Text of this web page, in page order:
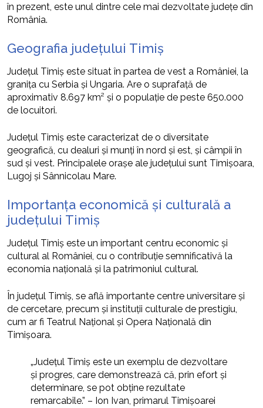
în prezent, este unul dintre cele mai dezvoltate județe din
România.
Geografia județului Timiș
Județul Timiș este situat în partea de vest a României, la
granița cu Serbia și Ungaria. Are o suprafață de
aproximativ 8.697 km² și o populație de peste 650.000
de locuitori.
Județul Timiș este caracterizat de o diversitate
geografică, cu dealuri și munți în nord și est, și câmpii în
sud și vest. Principalele orașe ale județului sunt Timișoara,
Lugoj și Sânnicolau Mare.
Importanța economică și culturală a
județului Timiș
Județul Timiș este un important centru economic și
cultural al României, cu o contribuție semnificativă la
economia națională și la patrimoniul cultural.
În județul Timiș, se află importante centre universitare și
de cercetare, precum și instituții culturale de prestigiu,
cum ar fi Teatrul Național și Opera Națională din
Timișoara.
„Județul Timiș este un exemplu de dezvoltare
și progres, care demonstrează că, prin efort și
determinare, se pot obține rezultate
remarcabile.” – Ion Ivan, primarul Timișoarei